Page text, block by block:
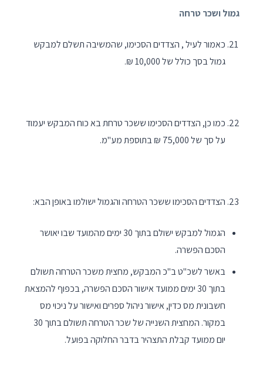
גמול ושכר טרחה
כאמור לעיל , הצדדים הסכימו, שהמשיבה תשלם למבקש
גמול בסך כולל של 10,000 ₪.
כמו כן, הצדדים הסכימו ששכר טרחת בא כוח המבקש יעמוד
על סך של 75,000 ₪ בתוספת מע"מ.
הצדדים הסכימו ששכר הטרחה והגמול ישולמו באופן הבא:
הגמול למבקש ישולם בתוך 30 ימים מהמועד שבו יאושר
הסכם הפשרה.
באשר לשכ"ט ב"כ המבקש, מחצית משכר הטרחה תשולם
בתוך 30 ימים ממועד אישור הסכם הפשרה, בכפוף להמצאת
חשבונית מס כדין, אישור ניהול ספרים ואישור על ניכוי מס
במקור. המחצית השנייה של שכר הטרחה תשולם בתוך 30
יום ממועד קבלת התצהיר בדבר החלוקה בפועל.